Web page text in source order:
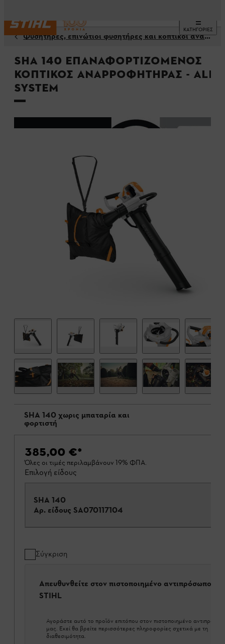
ΚΑΤΗΓΟΡΙΕΣ
Φυσητήρες, επινώτιοι φυσητήρες και κοπτικοί αναρροφητήρες
SHA 140 Επαναφορτιζόμενος
κοπτικός αναρροφητήρας -
System
SHA 140 χωρις μπαταρία και
φορτιστή
385,00 €*
Όλες οι τιμές περιλαμβάνουν 19% ΦΠΑ.
Επιλογή είδους
SHA 140
Αρ. είδους SA070117104
Σύγκριση
Απευθυνθείτε στον πιστοποιημένο αντιπρόσωπο της
STIHL
Αγοράστε αυτό το προϊόν επιτόπου στον πιστοποιημένο
μας. Εκεί θα βρείτε περισσότερες πληροφορίες σχετικά με τη
διαθεσιμότητα.